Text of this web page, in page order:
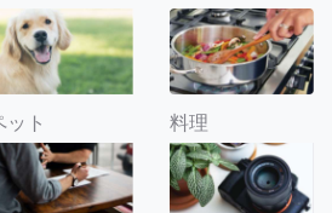
ット 料理